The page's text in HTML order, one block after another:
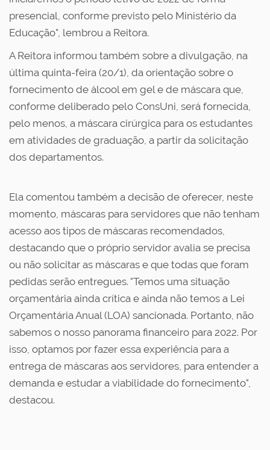
presencial, conforme previsto pelo Ministério da
Educação", lembrou a Reitora.
A Reitora informou também sobre a divulgação, na
última quinta-feira (20/1), da orientação sobre o
fornecimento de álcool em gel e de máscara que,
conforme deliberado pelo ConsUni, será fornecida,
pelo menos, a máscara cirúrgica para os estudantes
em atividades de graduação, a partir da solicitação
dos departamentos.
Ela comentou também a decisão de oferecer, neste
momento, máscaras para servidores que não tenham
acesso aos tipos de máscaras recomendados,
destacando que o próprio servidor avalia se precisa
ou não solicitar as máscaras e que todas que foram
pedidas serão entregues. "Temos uma situação
orçamentária ainda crítica e ainda não temos a Lei
Orçamentária Anual (LOA) sancionada. Portanto, não
sabemos o nosso panorama financeiro para 2022. Por
isso, optamos por fazer essa experiência para a
entrega de máscaras aos servidores, para entender a
demanda e estudar a viabilidade do fornecimento",
destacou.